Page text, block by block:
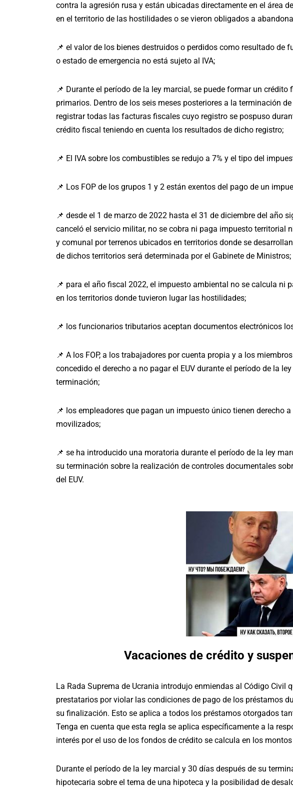
contra la agresión rusa y están ubicadas directamente en el área
en el territorio de las hostilidades o se vieron obligados a
📌 el valor de los bienes destruidos o perdidos como resultado de
o estado de emergencia no está sujeto al IVA;
📌 Durante el período de la ley marcial, se puede formar un
primarios. Dentro de los seis meses posteriores a la terminación
registrar todas las facturas fiscales cuyo registro se pospuso
crédito fiscal teniendo en cuenta los resultados de dicho registro;
📌 El IVA sobre los combustibles se redujo a 7% y el tipo del
📌 Los FOP de los grupos 1 y 2 están exentos del pago de un
📌 desde el 1 de marzo de 2022 hasta el 31 de diciembre del año
canceló el servicio militar, no se cobra ni paga impuesto territorial
y comunal por terrenos ubicados en territorios donde se
de dichos territorios será determinada por el Gabinete de Ministros;
📌 para el año fiscal 2022, el impuesto ambiental no se calcula ni
en los territorios donde tuvieron lugar las hostilidades;
📌 los funcionarios tributarios aceptan documentos electrónicos
📌 A los FOP, a los trabajadores por cuenta propia y a los
concedido el derecho a no pagar el EUV durante el período de la
terminación;
📌 los empleadores que pagan un impuesto único tienen derecho
movilizados;
📌 se ha introducido una moratoria durante el período de la ley
su terminación sobre la realización de controles documentales
del EUV.
Vacaciones de crédito y
La Rada Suprema de Ucrania introdujo enmiendas al Código Civil
prestatarios por violar las condiciones de pago de los préstamos
su finalización. Esto se aplica a todos los préstamos otorgados
Tenga en cuenta que esta regla se aplica específicamente a la
interés por el uso de los fondos de crédito se calcula en los
Durante el período de la ley marcial y 30 días después de su
hipotecaria sobre el tema de una hipoteca y la posibilidad de